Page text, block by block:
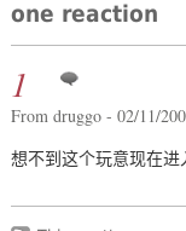
one reaction
1
From druggo - 02/11/
想不到这个玩意现在进